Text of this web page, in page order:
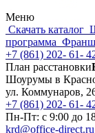
Меню
Скачать каталог
программа
+7 (861) 202- 61-
План расстановки
Шоурумы в
ул. Коммунаров,
+7 (861) 202- 61-
Пн-Пт: с 9:00 до
krd@office-direct.ru